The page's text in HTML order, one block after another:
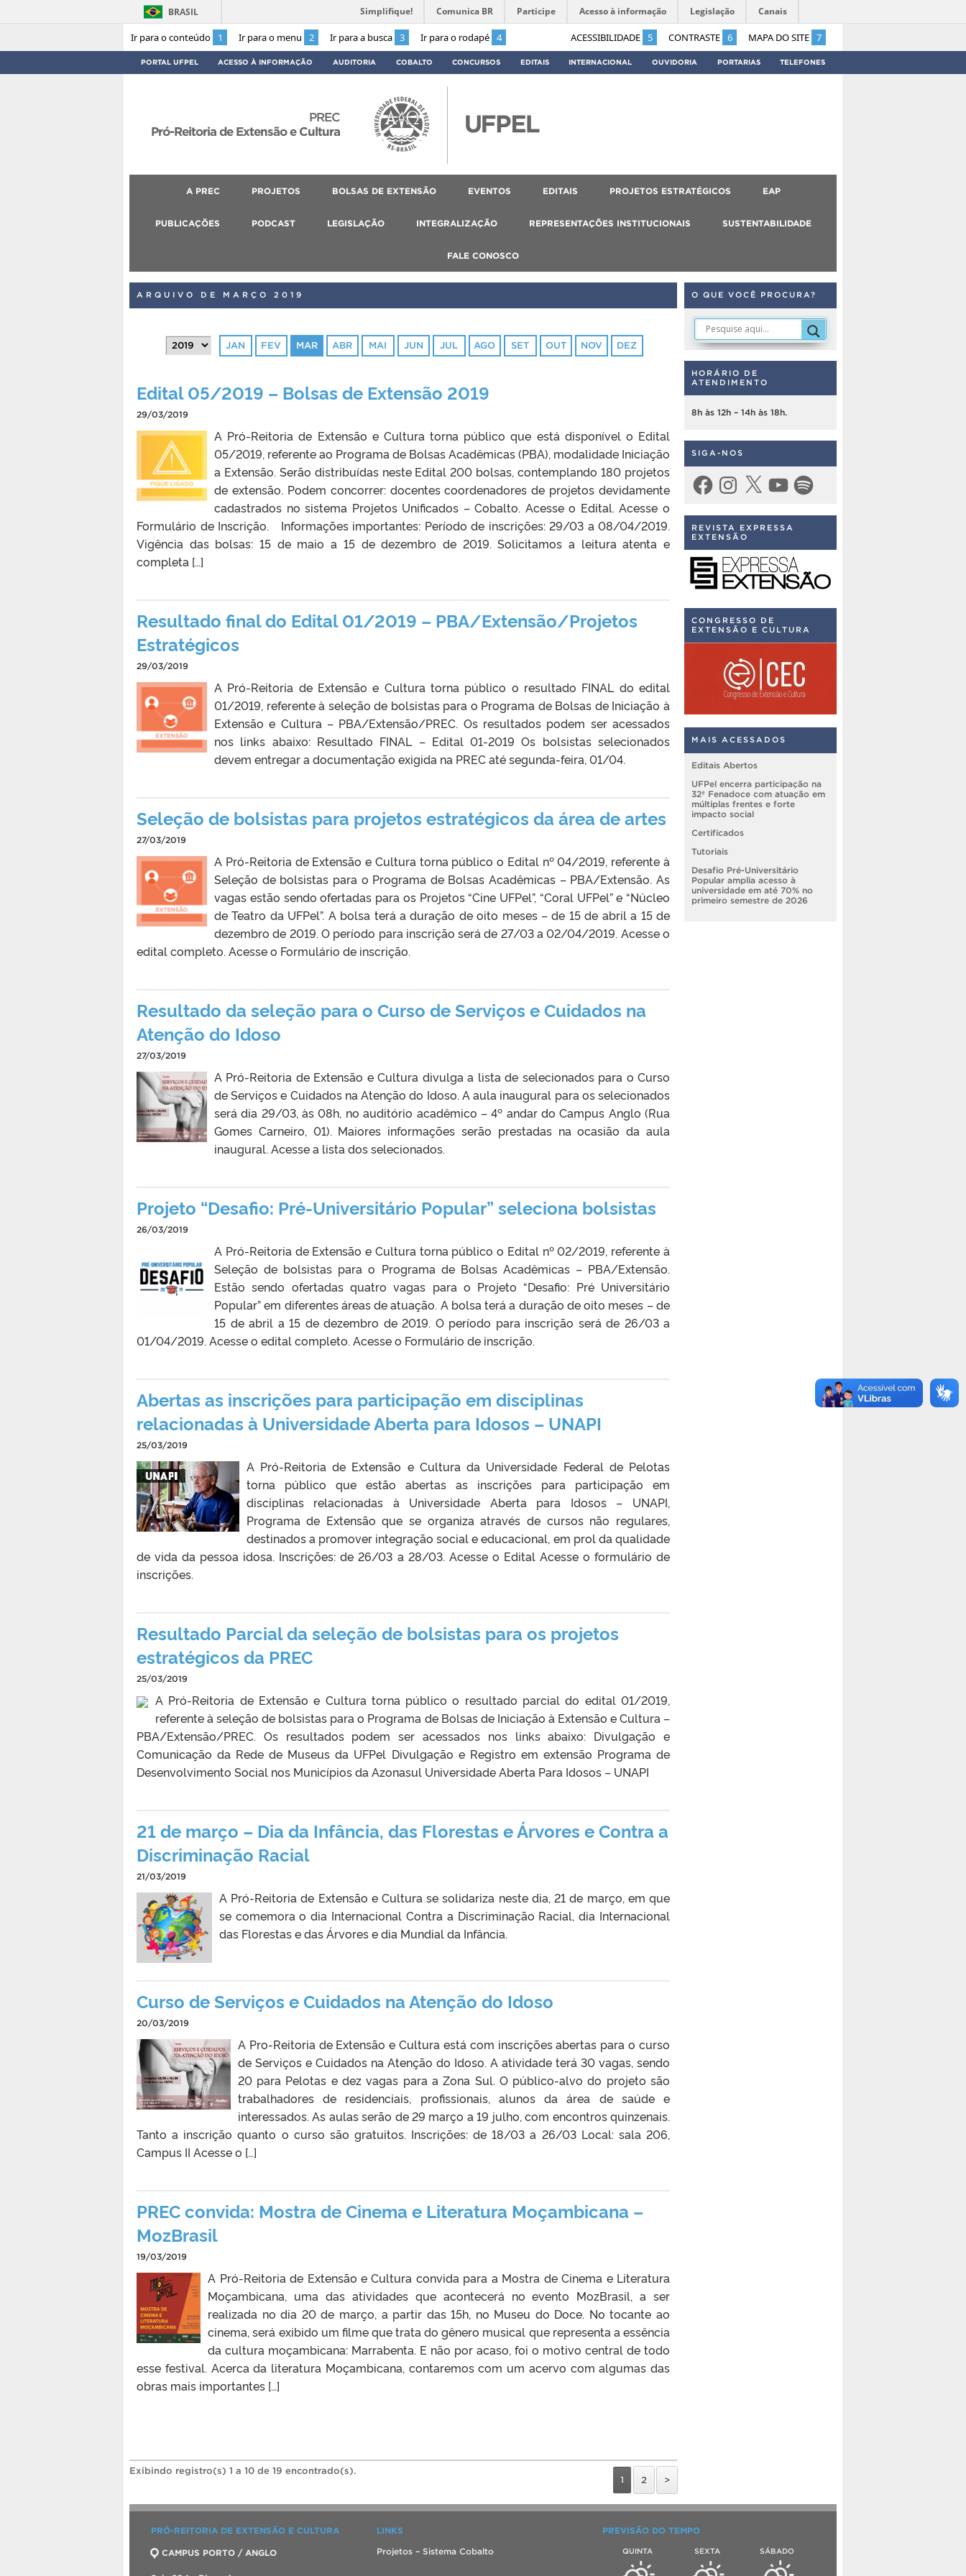
Ir para o conteúdo 1 Ir para o menu 2 Ir para a busca 3 Ir para o rodapé 4 ACESSIBILIDADE 5 CONTRASTE 6 MAPA DO SITE 7
BRASIL Simplifique! Comunica BR Participe Acesso à informação Legislação Canais
PORTAL UFPEL ACESSO À INFORMAÇÃO AUDITORIA COBALTO CONCURSOS EDITAIS INTERNACIONAL OUVIDORIA PORTARIAS TELEFONES
PREC
Pró-Reitoria de Extensão e Cultura
A PREC PROJETOS BOLSAS DE EXTENSÃO EVENTOS EDITAIS PROJETOS ESTRATÉGICOS EAP
PUBLICAÇÕES PODCAST LEGISLAÇÃO INTEGRALIZAÇÃO REPRESENTAÇÕES INSTITUCIONAIS SUSTENTABILIDADE
FALE CONOSCO
ARQUIVO DE MARÇO 2019
JAN FEV MAR ABR MAI JUN JUL AGO SET OUT NOV DEZ
Edital 05/2019 – Bolsas de Extensão 2019
29/03/2019
A Pró-Reitoria de Extensão e Cultura torna público que está disponível o Edital
05/2019, referente ao Programa de Bolsas Acadêmicas (PBA), modalidade Iniciação
a Extensão. Serão distribuídas neste Edital 200 bolsas, contemplando 180 projetos
de extensão. Podem concorrer: docentes coordenadores de projetos devidamente
cadastrados no sistema Projetos Unificados – Cobalto. Acesse o Edital. Acesse o
Formulário de Inscrição. Informações importantes: Período de inscrições: 29/03 a 08/04/2019.
Vigência das bolsas: 15 de maio a 15 de dezembro de 2019. Solicitamos a leitura atenta e
completa […]
Resultado final do Edital 01/2019 – PBA/Extensão/Projetos
Estratégicos
29/03/2019
A Pró-Reitoria de Extensão e Cultura torna público o resultado FINAL do edital
01/2019, referente à seleção de bolsistas para o Programa de Bolsas de Iniciação à
Extensão e Cultura – PBA/Extensão/PREC. Os resultados podem ser acessados
nos links abaixo: Resultado FINAL – Edital 01-2019 Os bolsistas selecionados
devem entregar a documentação exigida na PREC até segunda-feira, 01/04.
Seleção de bolsistas para projetos estratégicos da área de artes
27/03/2019
A Pró-Reitoria de Extensão e Cultura torna público o Edital nº 04/2019, referente à
Seleção de bolsistas para o Programa de Bolsas Acadêmicas – PBA/Extensão. As
vagas estão sendo ofertadas para os Projetos “Cine UFPel”, “Coral UFPel” e “Núcleo
de Teatro da UFPel”. A bolsa terá a duração de oito meses – de 15 de abril a 15 de
dezembro de 2019. O período para inscrição será de 27/03 a 02/04/2019. Acesse o
edital completo. Acesse o Formulário de inscrição.
Resultado da seleção para o Curso de Serviços e Cuidados na
Atenção do Idoso
27/03/2019
A Pró-Reitoria de Extensão e Cultura divulga a lista de selecionados para o Curso
de Serviços e Cuidados na Atenção do Idoso. A aula inaugural para os selecionados
será dia 29/03, às 08h, no auditório acadêmico – 4º andar do Campus Anglo (Rua
Gomes Carneiro, 01). Maiores informações serão prestadas na ocasião da aula
inaugural. Acesse a lista dos selecionados.
Projeto “Desafio: Pré-Universitário Popular” seleciona bolsistas
26/03/2019
A Pró-Reitoria de Extensão e Cultura torna público o Edital nº 02/2019, referente à
Seleção de bolsistas para o Programa de Bolsas Acadêmicas – PBA/Extensão.
Estão sendo ofertadas quatro vagas para o Projeto “Desafio: Pré Universitário
Popular” em diferentes áreas de atuação. A bolsa terá a duração de oito meses – de
15 de abril a 15 de dezembro de 2019. O período para inscrição será de 26/03 a
01/04/2019. Acesse o edital completo. Acesse o Formulário de inscrição.
Abertas as inscrições para participação em disciplinas
relacionadas à Universidade Aberta para Idosos – UNAPI
25/03/2019
A Pró-Reitoria de Extensão e Cultura da Universidade Federal de Pelotas
torna público que estão abertas as inscrições para participação em
disciplinas relacionadas à Universidade Aberta para Idosos – UNAPI,
Programa de Extensão que se organiza através de cursos não regulares,
destinados a promover integração social e educacional, em prol da qualidade
de vida da pessoa idosa. Inscrições: de 26/03 a 28/03. Acesse o Edital Acesse o formulário de
inscrições.
Resultado Parcial da seleção de bolsistas para os projetos
estratégicos da PREC
25/03/2019
A Pró-Reitoria de Extensão e Cultura torna público o resultado parcial do edital 01/2019,
referente à seleção de bolsistas para o Programa de Bolsas de Iniciação à Extensão e Cultura –
PBA/Extensão/PREC. Os resultados podem ser acessados nos links abaixo: Divulgação e
Comunicação da Rede de Museus da UFPel Divulgação e Registro em extensão Programa de
Desenvolvimento Social nos Municípios da Azonasul Universidade Aberta Para Idosos – UNAPI
21 de março – Dia da Infância, das Florestas e Árvores e Contra a
Discriminação Racial
21/03/2019
A Pró-Reitoria de Extensão e Cultura se solidariza neste dia, 21 de março, em que
se comemora o dia Internacional Contra a Discriminação Racial, dia Internacional
das Florestas e das Árvores e dia Mundial da Infância.
Curso de Serviços e Cuidados na Atenção do Idoso
20/03/2019
A Pro-Reitoria de Extensão e Cultura está com inscrições abertas para o curso
de Serviços e Cuidados na Atenção do Idoso. A atividade terá 30 vagas, sendo
20 para Pelotas e dez vagas para a Zona Sul. O público-alvo do projeto são
trabalhadores de residenciais, profissionais, alunos da área de saúde e
interessados. As aulas serão de 29 março a 19 julho, com encontros quinzenais.
Tanto a inscrição quanto o curso são gratuitos. Inscrições: de 18/03 a 26/03 Local: sala 206,
Campus II Acesse o […]
PREC convida: Mostra de Cinema e Literatura Moçambicana –
MozBrasil
19/03/2019
A Pró-Reitoria de Extensão e Cultura convida para a Mostra de Cinema e Literatura
Moçambicana, uma das atividades que acontecerá no evento MozBrasil, a ser
realizada no dia 20 de março, a partir das 15h, no Museu do Doce. No tocante ao
cinema, será exibido um filme que trata do gênero musical que representa a essência
da cultura moçambicana: Marrabenta. E não por acaso, foi o motivo central de todo
esse festival. Acerca da literatura Moçambicana, contaremos com um acervo com algumas das
obras mais importantes […]
Exibindo registro(s) 1 a 10 de 19 encontrado(s).
1
2 >
O QUE VOCÊ PROCURA?
HORÁRIO DE
ATENDIMENTO
8h às 12h – 14h às 18h.
SIGA-NOS
FacebookInstagram
X YouTubeSpotify
REVISTA EXPRESSA
EXTENSÃO
CONGRESSO DE
EXTENSÃO E CULTURA
MAIS ACESSADOS
Editais Abertos
UFPel encerra participação na
32ª Fenadoce com atuação em
múltiplas frentes e forte
impacto social
Certificados
Tutoriais
Desafio Pré-Universitário
Popular amplia acesso à
universidade em até 70% no
primeiro semestre de 2026
PRÓ-REITORIA DE EXTENSÃO E CULTURA
CAMPUS PORTO / ANGLO
LINKS
Projetos – Sistema Cobalto
PREVISÃO DO TEMPO
QUINTA SEXTA SÁBADO